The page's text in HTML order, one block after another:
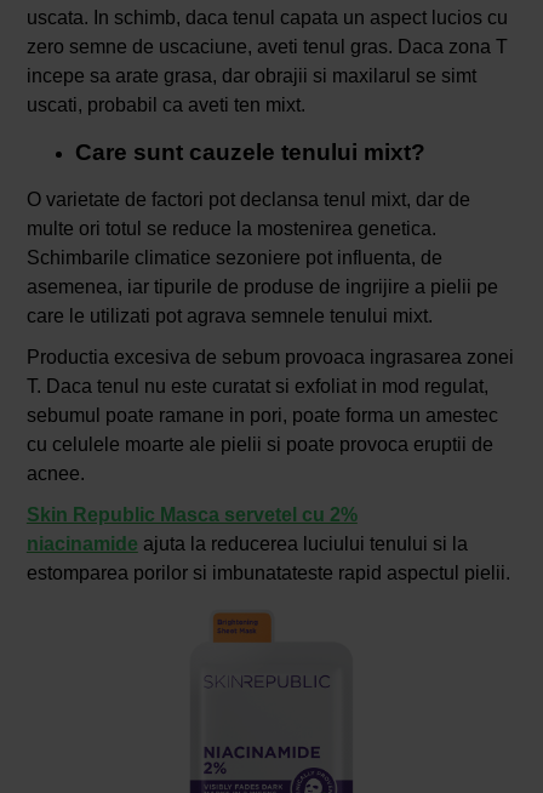
uscata. In schimb, daca tenul capata un aspect lucios cu
zero semne de uscaciune, aveti tenul gras. Daca zona T
incepe sa arate grasa, dar obrajii si maxilarul se simt
uscati, probabil ca aveti ten mixt.
Care sunt cauzele tenului mixt?
O varietate de factori pot declansa tenul mixt, dar de
multe ori totul se reduce la mostenirea genetica.
Schimbarile climatice sezoniere pot influenta, de
asemenea, iar tipurile de produse de ingrijire a pielii pe
care le utilizati pot agrava semnele tenului mixt.
Productia excesiva de sebum provoaca ingrasarea zonei
T. Daca tenul nu este curatat si exfoliat in mod regulat,
sebumul poate ramane in pori, poate forma un amestec
cu celulele moarte ale pielii si poate provoca eruptii de
acnee.
Skin Republic Masca servetel cu 2%
niacinamide ajuta la reducerea luciului tenului si la
estomparea porilor si imbunatateste rapid aspectul pielii.